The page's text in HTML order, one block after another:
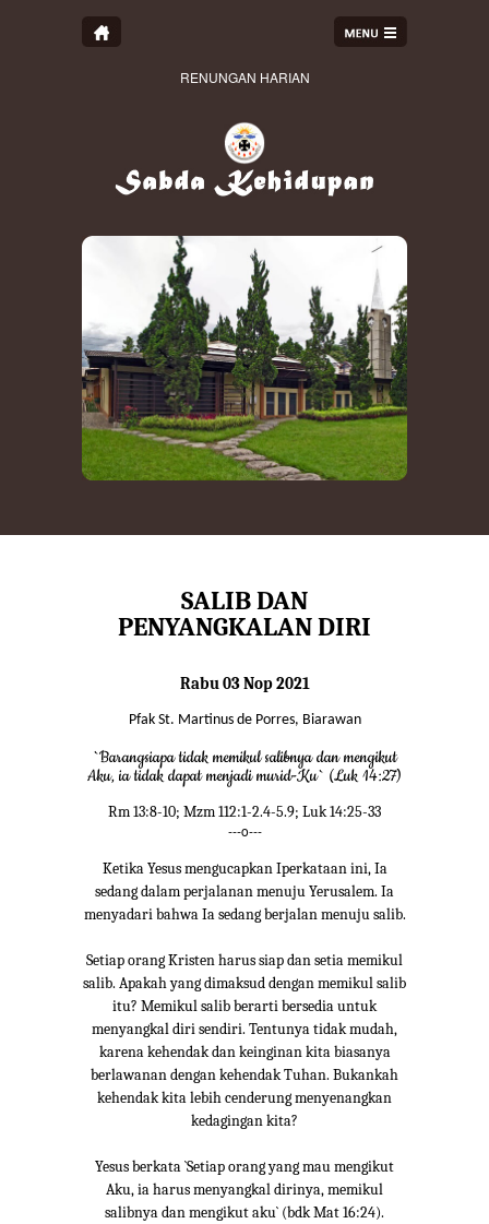
RENUNGAN HARIAN
SALIB DAN
PENYANGKALAN DIRI
Rabu 03 Nop 2021
Pfak St. Martinus de Porres, Biarawan
`Barangsiapa tidak memikul salibnya dan mengikut
Aku, ia tidak dapat menjadi murid-Ku` (Luk 14:27)
Rm 13:8-10; Mzm 112:1-2.4-5.9; Luk 14:25-33
---o---
Ketika Yesus mengucapkan Iperkataan ini, Ia
sedang dalam perjalanan menuju Yerusalem. Ia
menyadari bahwa Ia sedang berjalan menuju salib.
Setiap orang Kristen harus siap dan setia memikul
salib. Apakah yang dimaksud dengan memikul salib
itu? Memikul salib berarti bersedia untuk
menyangkal diri sendiri. Tentunya tidak mudah,
karena kehendak dan keinginan kita biasanya
berlawanan dengan kehendak Tuhan. Bukankah
kehendak kita lebih cenderung menyenangkan
kedagingan kita?
Yesus berkata `Setiap orang yang mau mengikut
Aku, ia harus menyangkal dirinya, memikul
salibnya dan mengikut aku` (bdk Mat 16:24).